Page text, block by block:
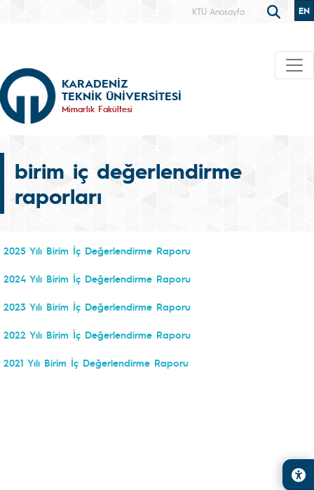
KTÜ Anasayfa EN
KARADENİZ
TEKNİK ÜNİVERSİTESİ
Mimarlık Fakültesi
birim iç değerlendirme
raporları
2025 Yılı Birim İç Değerlendirme Raporu
2024 Yılı Birim İç Değerlendirme Raporu
2023 Yılı Birim İç Değerlendirme Raporu
2022 Yılı Birim İç Değerlendirme Raporu
2021 Yılı Birim İç Değerlendirme Raporu